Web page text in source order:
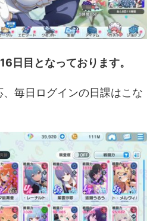
日目となっております。
毎日ログインの日課はこな